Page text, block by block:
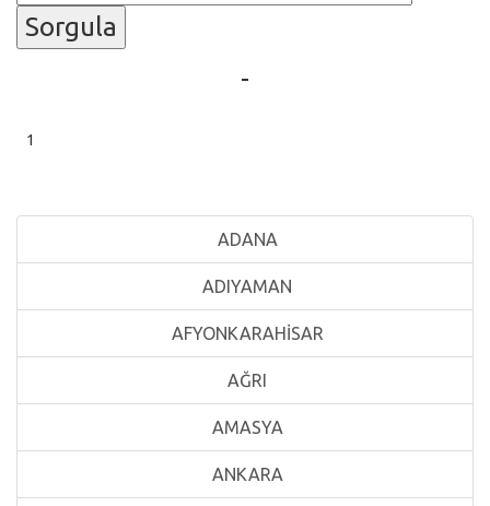
Sorgula
-
1
ADANA
ADIYAMAN
AFYONKARAHİSAR
AĞRI
AMASYA
ANKARA